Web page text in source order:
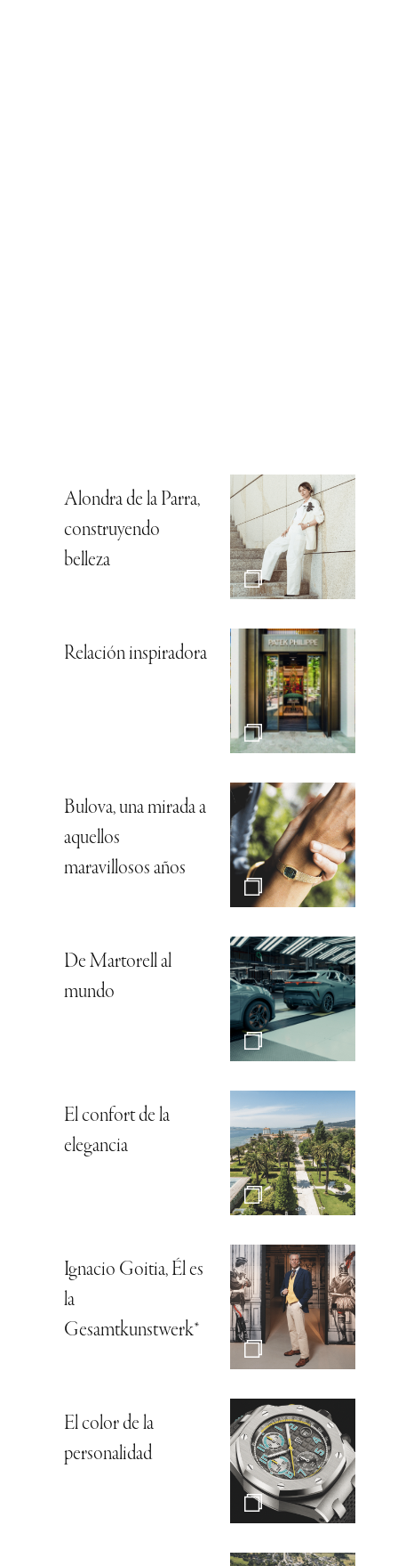
Alondra de la Parra,
construyendo
belleza
Relación inspiradora
Bulova, una mirada a
aquellos
maravillosos años
De Martorell al
mundo
El confort de la
elegancia
Ignacio Goitia, Él es
la
Gesamtkunstwerk*
El color de la
personalidad